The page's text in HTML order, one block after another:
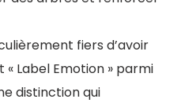
fiers d’avoir
Label Emotion » parmi
distinction qui